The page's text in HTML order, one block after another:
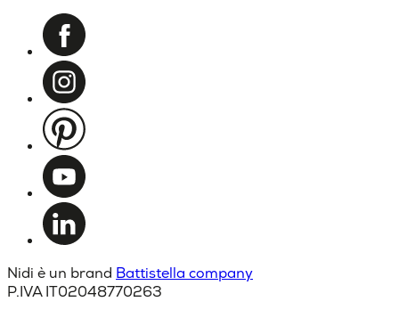
Nidi è un brand Battistella company
P.IVA IT02048770263